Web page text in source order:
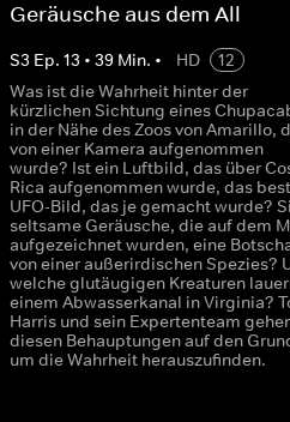
Geräusche aus dem All
S3 Ep.13 •39 Min. • HD
12
Was ist die Wahrheit hinter der
kürzlichen Sichtung eines
in der Nähe des Zoos von Amarillo,
von einer Kamera aufgenommen
wurde? Ist ein Luftbild, das über
Rica aufgenommen wurde, das
UFO-Bild, das je gemacht wurde?
seltsame Geräusche, die auf dem
aufgezeichnet wurden, eine
von einer außerirdischen Spezies?
welche glutäugigen Kreaturen
einem Abwasserkanal in Virginia?
Harris und sein Expertenteam
diesen Behauptungen auf den
um die Wahrheit herauszufinden.